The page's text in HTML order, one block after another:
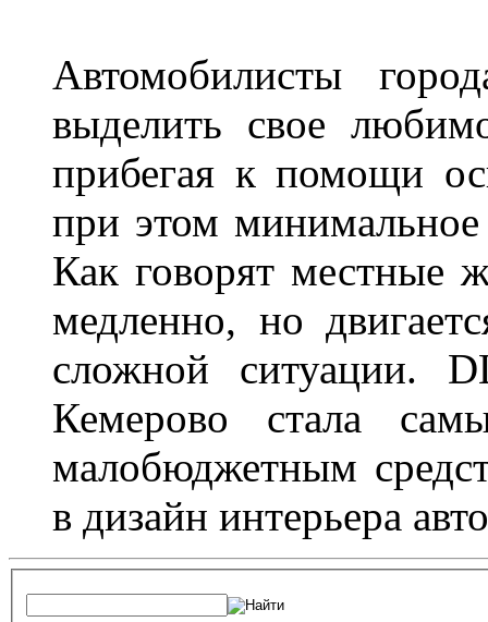
Автомобилисты
выделить свое
прибегая к помощи
при этом минимальное
Как говорят местные
медленно, но
сложной ситуации.
Кемерово стала
малобюджетным
в дизайн интерьера